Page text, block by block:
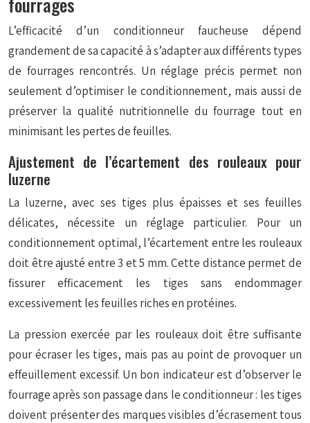
L’efficacité d’un conditionneur faucheuse dépend
grandement de sa capacité à s’adapter aux différents types
de fourrages rencontrés. Un réglage précis permet non
seulement d’optimiser le conditionnement, mais aussi de
préserver la qualité nutritionnelle du fourrage tout en
minimisant les pertes de feuilles.
Ajustement de l’écartement des rouleaux pour
luzerne
La luzerne, avec ses tiges plus épaisses et ses feuilles
délicates, nécessite un réglage particulier. Pour un
conditionnement optimal, l’écartement entre les rouleaux
doit être ajusté entre 3 et 5 mm. Cette distance permet de
fissurer efficacement les tiges sans endommager
excessivement les feuilles riches en protéines.
La pression exercée par les rouleaux doit être suffisante
pour écraser les tiges, mais pas au point de provoquer un
effeuillement excessif. Un bon indicateur est d’observer le
fourrage après son passage dans le conditionneur : les tiges
doivent présenter des marques visibles d’écrasement tous